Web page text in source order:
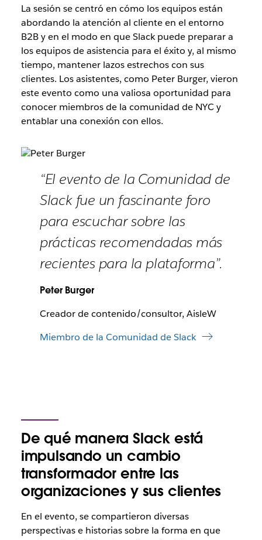
La sesión se centró en cómo los equipos están
abordando la atención al cliente en el entorno
B2B y en el modo en que Slack puede preparar a
los equipos de asistencia para el éxito y, al mismo
tiempo, mantener lazos estrechos con sus
clientes. Los asistentes, como Peter Burger, vieron
este evento como una valiosa oportunidad para
conocer miembros de la comunidad de NYC y
entablar una conexión con ellos.
“El evento de la Comunidad de
Slack fue un fascinante foro
para escuchar sobre las
prácticas recomendadas más
recientes para la plataforma”.
Peter Burger
Creador de contenido/consultor, AisleW
Miembro de la Comunidad de Slack
De qué manera Slack está
impulsando un cambio
transformador entre las
organizaciones y sus clientes
En el evento, se compartieron diversas
perspectivas e historias sobre la forma en que